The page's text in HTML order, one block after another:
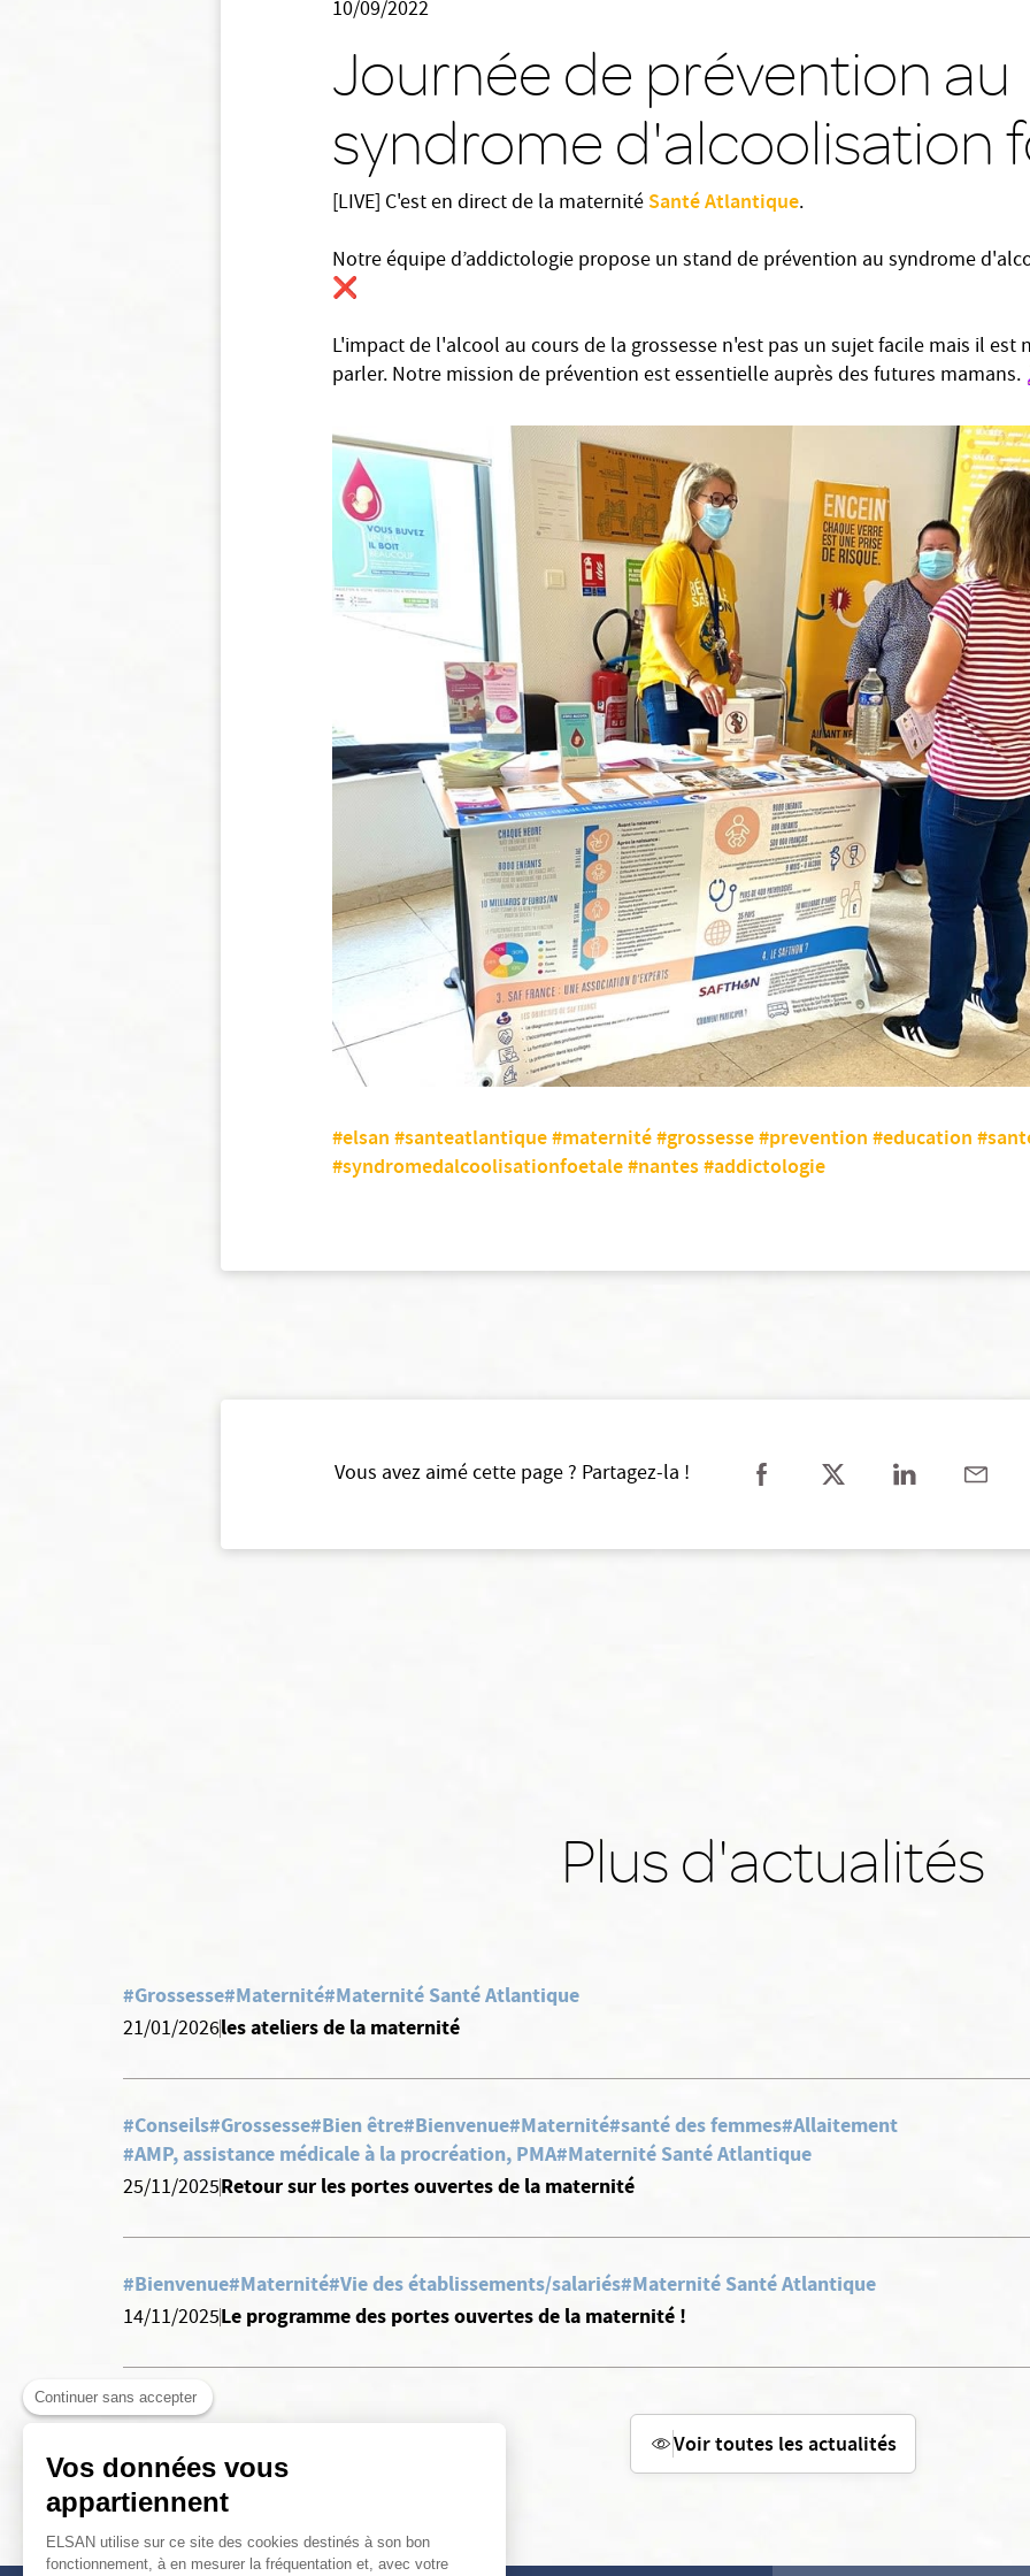
Continuer sans accepter
Vos données vous
appartiennent
ELSAN utilise sur ce site des cookies destinés à son bon
fonctionnement, à en mesurer la fréquentation et, avec votre
10/09/2022
Journée de prévention au
syndrome
[LIVE] C'est en direct de la maternitéSanté Atlantique.
Notre équipe d’addictologie propose un stand de prévention au syndrome
❌
L'impact de l'alcool au cours de la grossesse n'est pas un sujet facile mais il est
parler. Notre mission de prévention est essentielle auprès des futures
#elsan#santeatlantique#maternité#grossesse#prevention#education
#syndromedalcoolisationfoetale#nantes#addictologie
Vous avez aimé cette page ? Partagez-la !
Plus d'actualités
#Grossesse#Maternité#Maternité Santé Atlantique
21/01/2026les ateliers de la maternité
#Conseils#Grossesse#Bien être#Bienvenue#Maternité#santé des femmes#Allaitement
#AMP, assistance médicale à la procréation, PMA#Maternité Santé Atlantique
25/11/2025Retour sur les portes ouvertes de la maternité
#Bienvenue#Maternité#Vie des établissements/salariés#Maternité Santé Atlantique
14/11/2025Le programme des portes ouvertes de la maternité !
Voir toutes les actualités